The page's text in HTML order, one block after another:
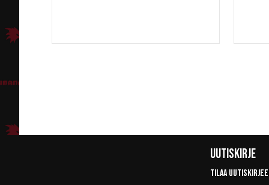
Uutiskirje
Tilaa